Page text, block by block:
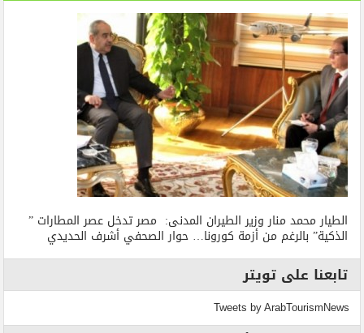
الطيار محمد منار وزير الطيران المدنى: مصر تدخل عصر المطارات ”
الذكية” بالرغم من أزمة كورونا… حوار الصحفي أشرف الحديدي
تابعنا على تويتر
Tweets by ArabTourismNews